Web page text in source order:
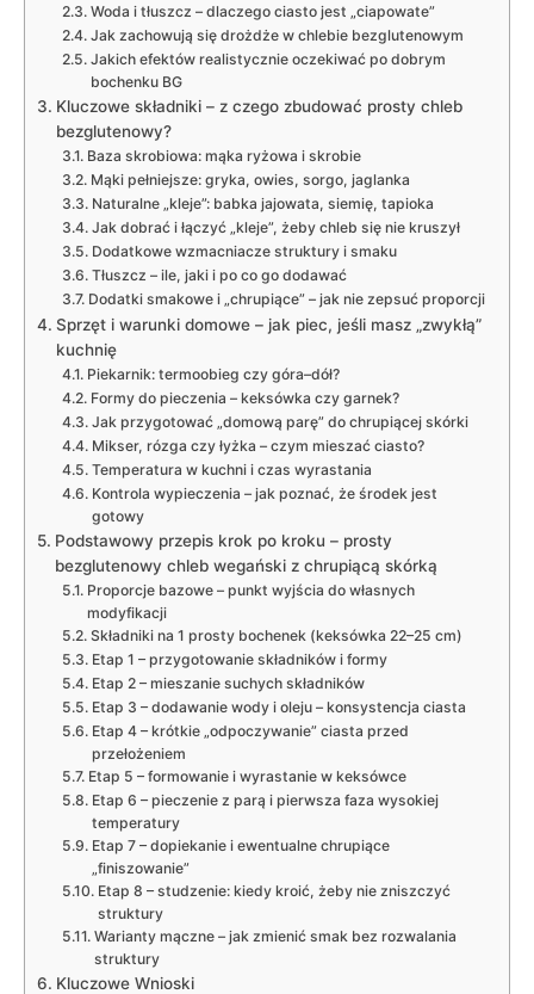
Woda i tłuszcz – dlaczego ciasto jest „ciapowate”
Jak zachowują się drożdże w chlebie bezglutenowym
Jakich efektów realistycznie oczekiwać po dobrym
bochenku BG
Kluczowe składniki – z czego zbudować prosty chleb
bezglutenowy?
Baza skrobiowa: mąka ryżowa i skrobie
Mąki pełniejsze: gryka, owies, sorgo, jaglanka
Naturalne „kleje”: babka jajowata, siemię, tapioka
Jak dobrać i łączyć „kleje”, żeby chleb się nie kruszył
Dodatkowe wzmacniacze struktury i smaku
Tłuszcz – ile, jaki i po co go dodawać
Dodatki smakowe i „chrupiące” – jak nie zepsuć proporcji
Sprzęt i warunki domowe – jak piec, jeśli masz „zwykłą”
kuchnię
Piekarnik: termoobieg czy góra–dół?
Formy do pieczenia – keksówka czy garnek?
Jak przygotować „domową parę” do chrupiącej skórki
Mikser, rózga czy łyżka – czym mieszać ciasto?
Temperatura w kuchni i czas wyrastania
Kontrola wypieczenia – jak poznać, że środek jest
gotowy
Podstawowy przepis krok po kroku – prosty
bezglutenowy chleb wegański z chrupiącą skórką
Proporcje bazowe – punkt wyjścia do własnych
modyfikacji
Składniki na 1 prosty bochenek (keksówka 22–25 cm)
Etap 1 – przygotowanie składników i formy
Etap 2 – mieszanie suchych składników
Etap 3 – dodawanie wody i oleju – konsystencja ciasta
Etap 4 – krótkie „odpoczywanie” ciasta przed
przełożeniem
Etap 5 – formowanie i wyrastanie w keksówce
Etap 6 – pieczenie z parą i pierwsza faza wysokiej
temperatury
Etap 7 – dopiekanie i ewentualne chrupiące
„finiszowanie”
Etap 8 – studzenie: kiedy kroić, żeby nie zniszczyć
struktury
Warianty mączne – jak zmienić smak bez rozwalania
struktury
Kluczowe Wnioski